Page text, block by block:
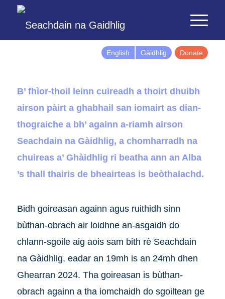
English Gàidhlig Donate
B’ fhìor-thoil leinn cuireadh a thoirt dhuibh
airson pàirt a ghabhail san iomairt as dian-
thograiche a bh’ againn a-riamh airson
Seachdain na Gàidhlig, a chomharradh na
chuireas a’ Ghàidhlig ri beatha ann an Alba
’s thall thairis de bheairteas is beòthalachd.
Bidh goireasan againn agus ruithidh sinn
bùthan-obrach air loidhne an-asgaidh do
chlann-sgoile aig aois sam bith rè Seachdain
na Gàidhlig, eadar an 19mh is an 24mh dhen
Ghearran 2024. Tha goireasan is bùthan-
obrach againn a tha iomchaidh do sgoiltean ge